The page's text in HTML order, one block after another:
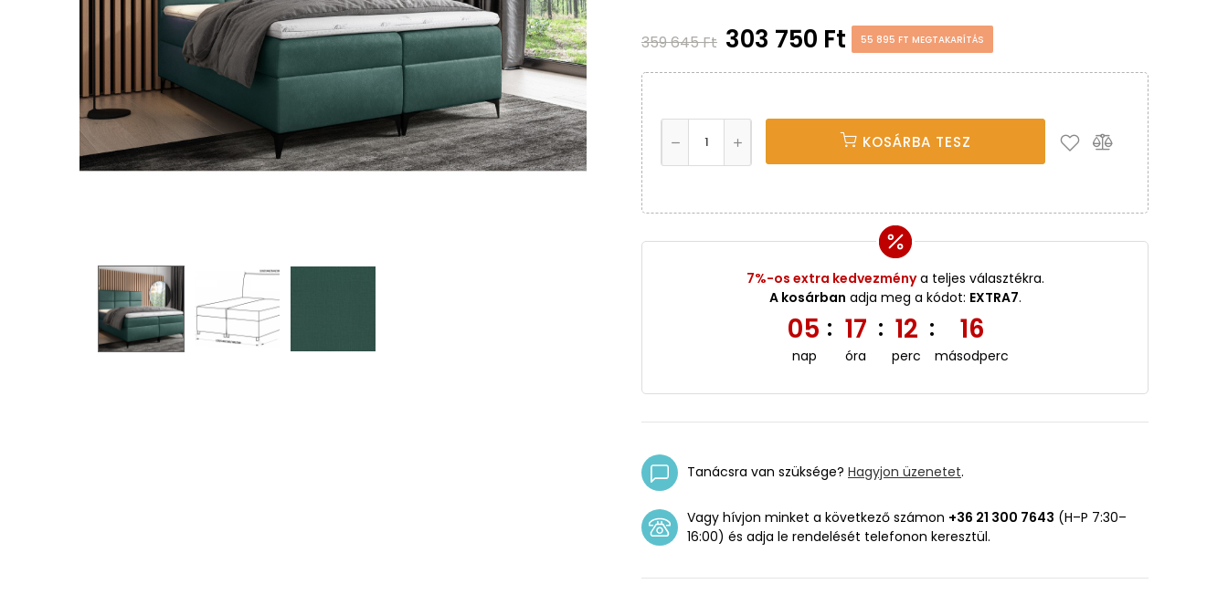
359 645 Ft 303 750 Ft 55 895 FT MEGTAKARÍTÁS
KOSÁRBA TESZ
7%-os extra kedvezménya teljes választékra.
A kosárban adja meg a kódot: EXTRA7.
05
nap
: 17
óra
: 12
perc
: 14
másodperc
Tanácsra van szüksége? Hagyjon üzenetet.
Vagy hívjon minket a következő számon +36 21 300 7643 (H–P 7:30–
16:00) és adja le rendelését telefonon keresztül.